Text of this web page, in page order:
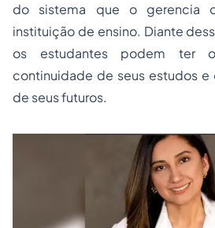
do sistema que o gerencia
instituição de ensino. Diante
os estudantes podem ter
continuidade de seus estudos
de seus futuros.